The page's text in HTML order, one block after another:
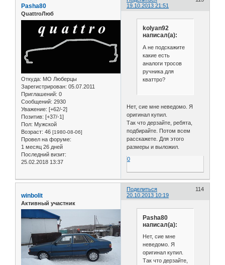
19.10.2013 21:51
Pasha80
QuattroЛюб
Откуда: МО Люберцы
Зарегистрирован: 05.07.2011
Приглашений: 0
Сообщений: 2930
Уважение: [+62/-2]
Позитив: [+37/-1]
Пол: Мужской
Возраст: 46 [1980-08-06]
Провел на форуме:
1 месяц 26 дней
Последний визит:
25.02.2018 13:37
kolyan92
написал(а):
А не подскажите
какие есть
аналоги тросов
ручника для
кваттро?
Нет, сие мне неведомо. Я
оригинал купил.
Так что дерзайте, ребята,
подбирайте. Потом всем
расскажете. Для этого
размеры и выложил.
0
Поделиться
114
20.10.2013 10:19
winbolit
Активный участник
Pasha80
написал(а):
Нет, сие мне
неведомо. Я
оригинал купил.
Так что дерзайте,